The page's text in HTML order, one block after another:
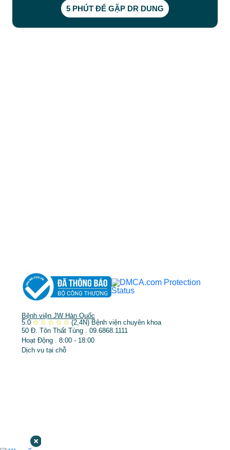
5 PHÚT ĐỂ GẶP DR DUNG
Bệnh viện JW Hàn Quốc
5.0 ✩ ✩ ✩ ✩ ✩ (2,4N) Bệnh viện chuyên khoa
50 Đ. Tôn Thất Tùng . 09.6868.1111
Hoạt Động . 8:00 - 18:00
Dịch vụ tại chỗ